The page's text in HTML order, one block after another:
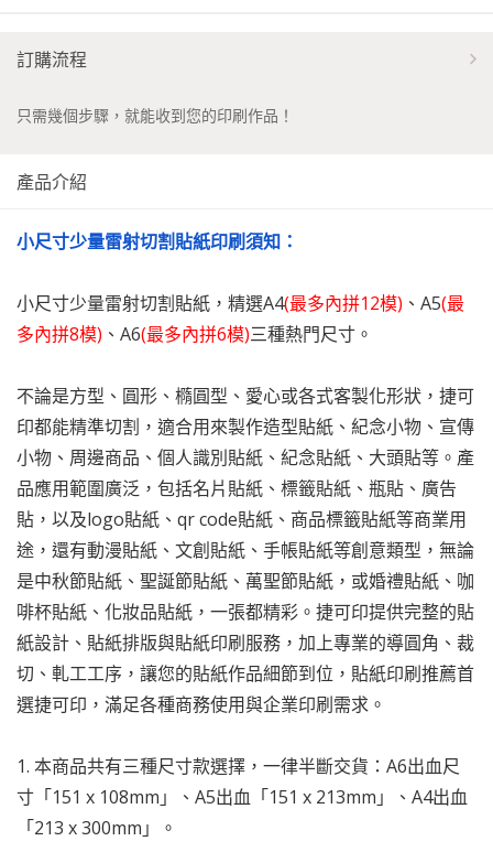
訂購流程
只需幾個步驟，就能收到您的印刷作品！
產品介紹
小尺寸少量雷射切割貼紙印刷須知：
小尺寸少量雷射切割貼紙，精選A4(最多內拼12模) 、A5(最
多內拼8模) 、A6(最多內拼6模)三種熱門尺寸。
不論是方型、圓形、橢圓型、愛心或各式客製化形狀，捷可
印都能精準切割，適合用來製作造型貼紙、紀念小物、宣傳
小物、周邊商品、個人識別貼紙、紀念貼紙、大頭貼等。產
品應用範圍廣泛，包括名片貼紙、標籤貼紙、瓶貼、廣告
貼，以及logo貼紙、qr code貼紙、商品標籤貼紙等商業用
途，還有動漫貼紙、文創貼紙、手帳貼紙等創意類型，無論
是中秋節貼紙、聖誕節貼紙、萬聖節貼紙，或婚禮貼紙、咖
啡杯貼紙、化妝品貼紙，一張都精彩。捷可印提供完整的貼
紙設計、貼紙排版與貼紙印刷服務，加上專業的導圓角、裁
切、軋工工序，讓您的貼紙作品細節到位，貼紙印刷推薦首
選捷可印，滿足各種商務使用與企業印刷需求。
1. 本商品共有三種尺寸款選擇，一律半斷交貨：A6出血尺
寸「151 x 108mm」、A5出血「151 x 213mm」、A4出血
「213 x 300mm」。